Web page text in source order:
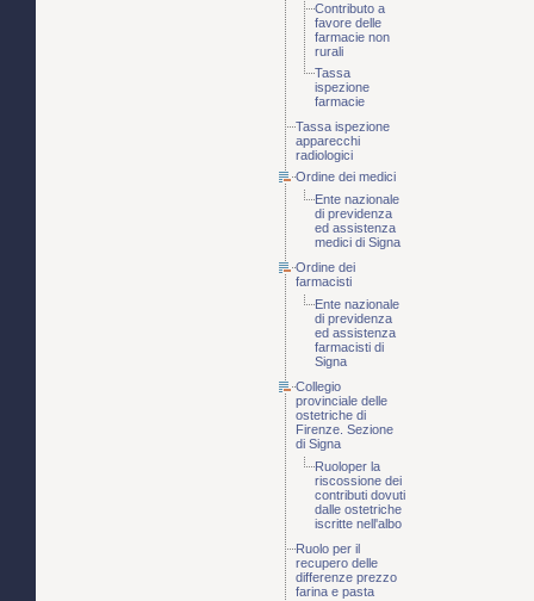
Contributo a
favore delle
farmacie non
rurali
Tassa
ispezione
farmacie
Tassa ispezione
apparecchi
radiologici
Ordine dei medici
Ente nazionale
di previdenza
ed assistenza
medici di Signa
Ordine dei
farmacisti
Ente nazionale
di previdenza
ed assistenza
farmacisti di
Signa
Collegio
provinciale delle
ostetriche di
Firenze. Sezione
di Signa
Ruoloper la
riscossione dei
contributi dovuti
dalle ostetriche
iscritte nell'albo
Ruolo per il
recupero delle
differenze prezzo
farina e pasta